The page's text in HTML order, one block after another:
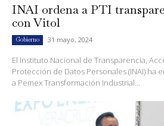
INAI ordena a PTI
con Vitol
Gobierno 31 mayo, 2024
El Instituto Nacional de Transparencia,
Protección de Datos Personales (INAI) ha
a Pemex Transformación Industrial...